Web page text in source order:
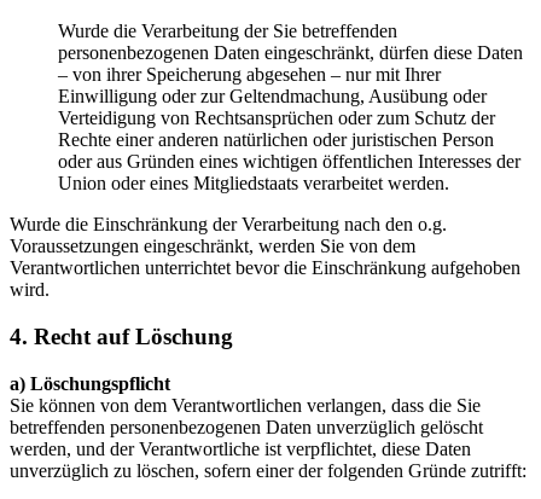
Wurde die Verarbeitung der Sie betreffenden
personenbezogenen Daten eingeschränkt, dürfen diese Daten
– von ihrer Speicherung abgesehen – nur mit Ihrer
Einwilligung oder zur Geltendmachung, Ausübung oder
Verteidigung von Rechtsansprüchen oder zum Schutz der
Rechte einer anderen natürlichen oder juristischen Person
oder aus Gründen eines wichtigen öffentlichen Interesses der
Union oder eines Mitgliedstaats verarbeitet werden.
Wurde die Einschränkung der Verarbeitung nach den o.g.
Voraussetzungen eingeschränkt, werden Sie von dem
Verantwortlichen unterrichtet bevor die Einschränkung aufgehoben
wird.
4. Recht auf Löschung
a) Löschungspflicht
Sie können von dem Verantwortlichen verlangen, dass die Sie
betreffenden personenbezogenen Daten unverzüglich gelöscht
werden, und der Verantwortliche ist verpflichtet, diese Daten
unverzüglich zu löschen, sofern einer der folgenden Gründe zutrifft: